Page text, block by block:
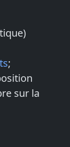
;
sur la